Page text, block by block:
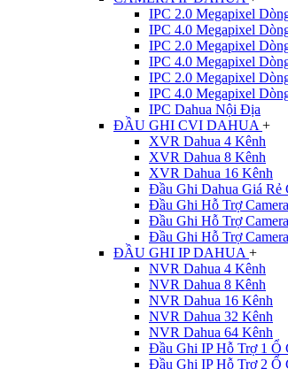
IPC 2.0 Megapixel
IPC 4.0 Megapixel
IPC 2.0 Megapixel
IPC 4.0 Megapixel
IPC 2.0 Megapixel
IPC 4.0 Megapixel
IPC Dahua Nội Địa
ĐẦU GHI CVI DAHUA +
XVR Dahua 4 Kênh
XVR Dahua 8 Kênh
XVR Dahua 16 Kênh
Đầu Ghi Dahua Giá Rẻ
Đầu Ghi Hỗ Trợ
Đầu Ghi Hỗ Trợ
Đầu Ghi Hỗ Trợ
ĐẦU GHI IP DAHUA +
NVR Dahua 4 Kênh
NVR Dahua 8 Kênh
NVR Dahua 16 Kênh
NVR Dahua 32 Kênh
NVR Dahua 64 Kênh
Đầu Ghi IP Hỗ Trợ 1 Ổ
Đầu Ghi IP Hỗ Trợ 2 Ổ